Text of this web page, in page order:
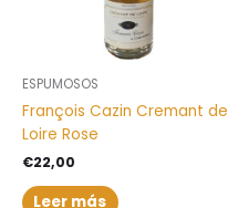
ESPUMOSOS
François Cazin Cremant de
Loire Rose
€22,00
Leer más